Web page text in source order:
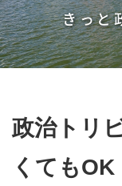
きっと
政治トリ
くても